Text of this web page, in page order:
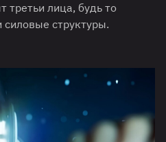
третьи лица, будь то
структуры.